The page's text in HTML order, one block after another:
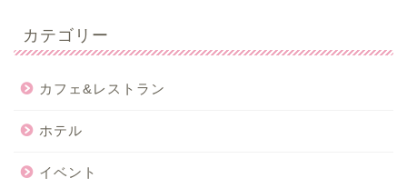
カテゴリー
カフェ&レストラン
ホテル
イベント